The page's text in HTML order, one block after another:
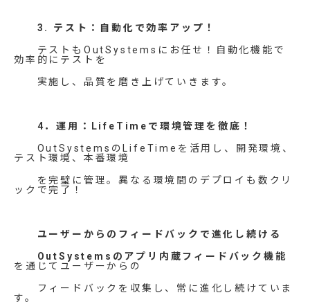
3. テスト：自動化で効率アップ！
テストもOutSystemsにお任せ！自動化機能で
効率的にテストを
実施し、品質を磨き上げていきます。
4．運用：LifeTimeで環境管理を徹底！
OutSystemsのLifeTimeを活用し、開発環境、
テスト環境、本番環境
を完璧に管理。異なる環境間のデプロイも数クリ
ックで完了！
ユーザーからのフィードバックで進化し続ける
OutSystemsのアプリ内蔵フィードバック機能
を通じてユーザーからの
フィードバックを収集し、常に進化し続けていま
す。